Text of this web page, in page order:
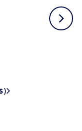
Suivant